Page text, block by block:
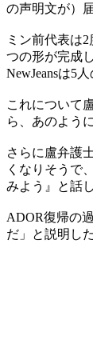
の声明文が）
ミン前代表は
つの形が完成
NewJeansは5
これについて
ら、あのよう
さらに盧弁護
くなりそうで
みよう』と話
ADOR復帰の
だ」と説明した